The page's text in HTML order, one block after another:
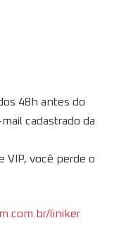
48h antes do
cadastrado da
VIP, você perde o
liniker